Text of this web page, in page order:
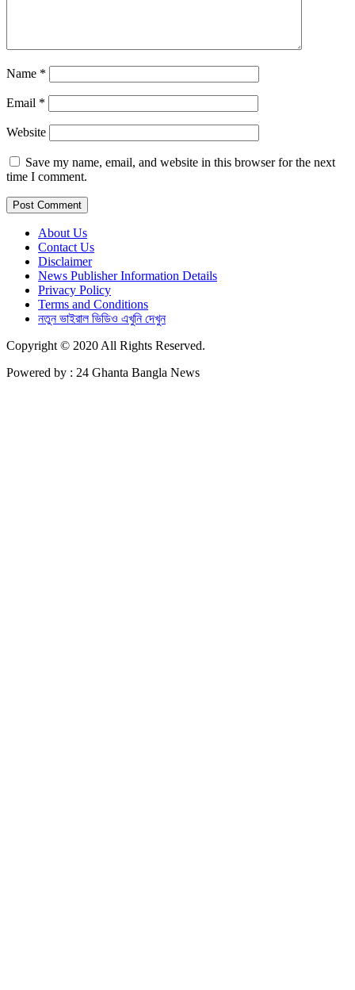
Name *
Email *
Website
Save my name, email, and website in this browser for the next
time I comment.
About Us
Contact Us
Disclaimer
News Publisher Information Details
Privacy Policy
Terms and Conditions
নতুন ভাইরাল ভিডিও এখুনি দেখুন
Copyright © 2020 All Rights Reserved.
Powered by : 24 Ghanta Bangla News